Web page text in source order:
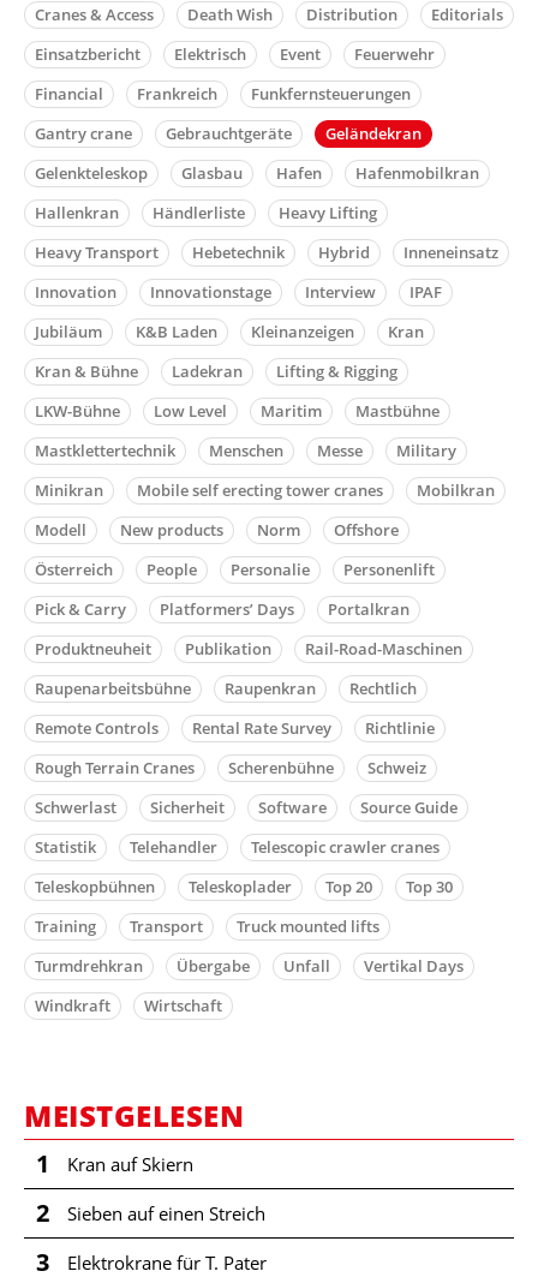
Cranes & Access Death Wish Distribution
Editorials
Einsatzbericht
Elektrisch Event
Feuerwehr
Financial
Frankreich
Funkfernsteuerungen
Gantry crane
Gebrauchtgeräte
Geländekran
Gelenkteleskop
Glasbau Hafen
Hafenmobilkran
Hallenkran
Händlerliste
Heavy Lifting
Heavy Transport
Hebetechnik Hybrid
Inneneinsatz
Innovation
Innovationstage Interview
IPAF
Jubiläum
K&B Laden Kleinanzeigen
Kran
Kran & Bühne
Ladekran
Lifting & Rigging
LKW-Bühne
Low Level Maritim
Mastbühne
Mastklettertechnik
Menschen Messe
Military
Minikran
Mobile self erecting tower cranes
Mobilkran
Modell
New products Norm
Offshore
Österreich
People Personalie
Personenlift
Pick & Carry
Platformers’ Days
Portalkran
Produktneuheit
Publikation
Rail-Road-Maschinen
Raupenarbeitsbühne
Raupenkran
Rechtlich
Remote Controls
Rental Rate Survey
Richtlinie
Rough Terrain Cranes
Scherenbühne
Schweiz
Schwerlast
Sicherheit Software
Source Guide
Statistik
Telehandler
Telescopic crawler cranes
Teleskopbühnen
Teleskoplader Top 20
Top 30
Training
Transport
Truck mounted lifts
Turmdrehkran
Übergabe Unfall
Vertikal Days
Windkraft
Wirtschaft
MEISTGELESEN
1 Kran auf Skiern
2 Sieben auf einen Streich
3 Elektrokrane für T. Pater